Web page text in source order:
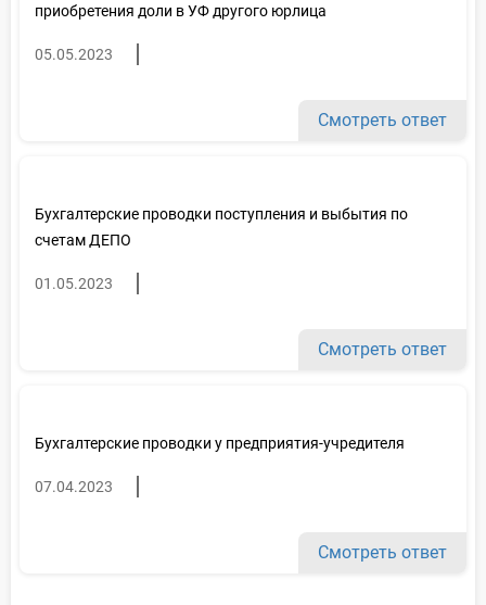
приобретения доли в УФ другого юрлица
05.05.2023
Смотреть ответ
Бухгалтерские проводки поступления и выбытия по
счетам ДЕПО
01.05.2023
Смотреть ответ
Бухгалтерские проводки у предприятия-учредителя
07.04.2023
Смотреть ответ